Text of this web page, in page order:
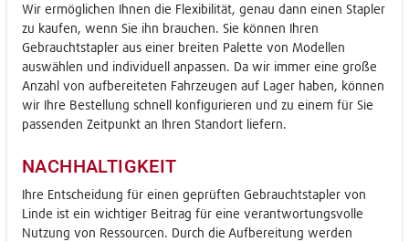
Wir ermöglichen Ihnen die Flexibilität, genau dann einen Stapler
zu kaufen, wenn Sie ihn brauchen. Sie können Ihren
Gebrauchtstapler aus einer breiten Palette von Modellen
auswählen und individuell anpassen. Da wir immer eine große
Anzahl von aufbereiteten Fahrzeugen auf Lager haben, können
wir Ihre Bestellung schnell konfigurieren und zu einem für Sie
passenden Zeitpunkt an Ihren Standort liefern.
NACHHALTIGKEIT
Ihre Entscheidung für einen geprüften Gebrauchtstapler von
Linde ist ein wichtiger Beitrag für eine verantwortungsvolle
Nutzung von Ressourcen. Durch die Aufbereitung werden